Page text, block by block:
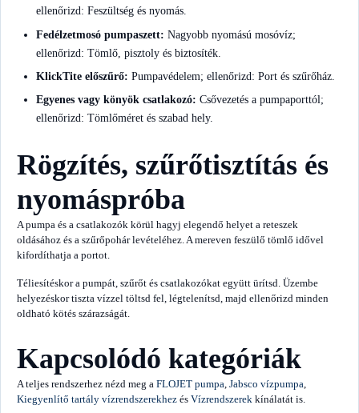
ellenőrizd: Feszültség és nyomás.
Fedélzetmosó pumpaszett: Nagyobb nyomású mosóvíz;
ellenőrizd: Tömlő, pisztoly és biztosíték.
KlickTite előszűrő: Pumpavédelem; ellenőrizd: Port és szűrőház.
Egyenes vagy könyök csatlakozó: Csővezetés a pumpaporttól;
ellenőrizd: Tömlőméret és szabad hely.
Rögzítés, szűrőtisztítás és
nyomáspróba
A pumpa és a csatlakozók körül hagyj elegendő helyet a reteszek
oldásához és a szűrőpohár levételéhez. A mereven feszülő tömlő idővel
kifordíthatja a portot.
Téliesítéskor a pumpát, szűrőt és csatlakozókat együtt ürítsd. Üzembe
helyezéskor tiszta vízzel töltsd fel, légtelenítsd, majd ellenőrizd minden
oldható kötés szárazságát.
Kapcsolódó kategóriák
A teljes rendszerhez nézd meg a FLOJET pumpa Jabsco vízpumpa
Kiegyenlítő tartály vízrendszerekhez és Vízrendszerek kínálatát is.